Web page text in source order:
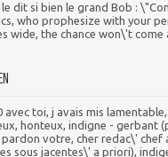
le dit si bien le grand Bob :
who prophesize with your
wide, the chance won\'t come
avec toi, j avais mis
honteux, indigne - gerbant
pardon votre, cher redac\' chef
sous jacentes\' a priori),